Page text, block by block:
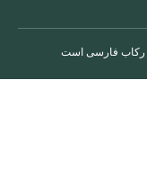
رکاب فارسی است